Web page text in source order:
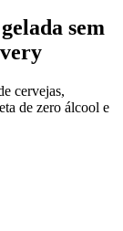
sem
cervejas,
de zero álcool e